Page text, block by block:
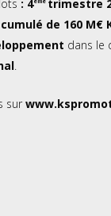
: 4
trimestre
de 160 M€
dans le
.
sur